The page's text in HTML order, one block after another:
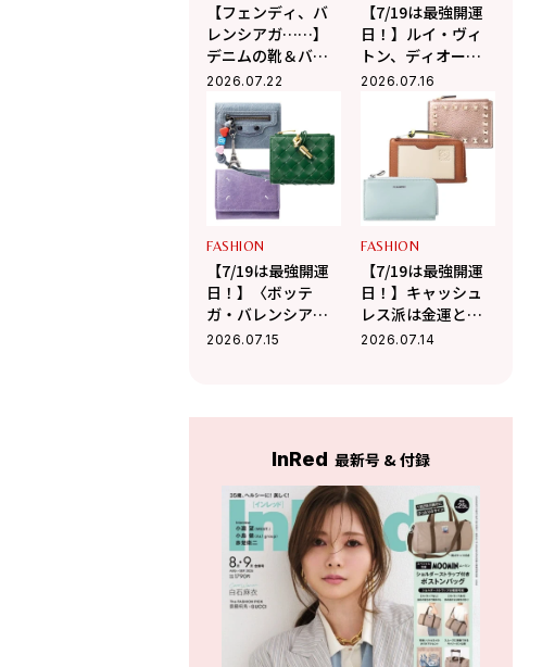
【フェンディ、バ
レンシアガ……】
デニムの靴＆バッ
グはカジュアルと
上品のバランスが
最高！
2026.07.22
【7/19は最強開運
日！】ルイ・ヴィ
トン、ディオー
ル、サンローラン
の日本限定財布で
強運を掴み取る！
2026.07.16
FASHION
【7/19は最強開運
日！】〈ボッテ
ガ・バレンシア
ガ・マルジェラ〉
2026.07.15
FASHION
【7/19は最強開運
日！】キャッシュ
レス派は金運と相
性抜群のフラグメ
2026.07.14
InRed 最新号 & 付録